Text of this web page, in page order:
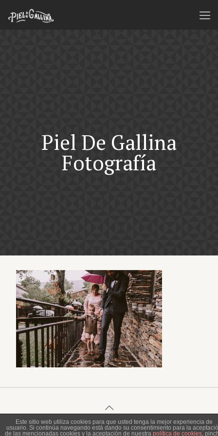
Piel De Gallina
Fotografía
© 2023 Piel de Gallina Fotografía
Este sitio web utiliza cookies para que usted tenga la mejor experiencia de
usuario. Si continúa navegando está dando su consentimiento para la
de las mencionadas cookies y la aceptación de nuestra política de cookies,